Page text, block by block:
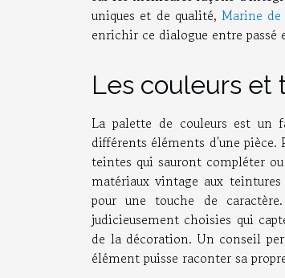
uniques et de qualité,Marine
enrichir ce dialogue entre passé
Les couleurs et
La palette de couleurs est un
différents éléments d'une
teintes qui sauront compléter
matériaux vintage aux
pour une touche de
judicieusement choisies qui
de la décoration. Un conseil
élément puisse raconter sa